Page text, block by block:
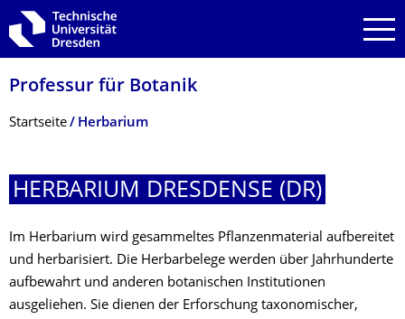
Zur Hauptnavigation springen
Zur Suche springen
Zum Inhalt springen
Professur für Botanik
Breadcrumb-Menü
Startseite Herbarium
HERBARIUM DRESDENSE (DR)
Im Herbarium wird gesammeltes Pflanzenmaterial aufbereitet
und herbarisiert. Die Herbarbelege werden über Jahrhunderte
aufbewahrt und anderen botanischen Institutionen
ausgeliehen. Sie dienen der Erforschung taxonomischer,